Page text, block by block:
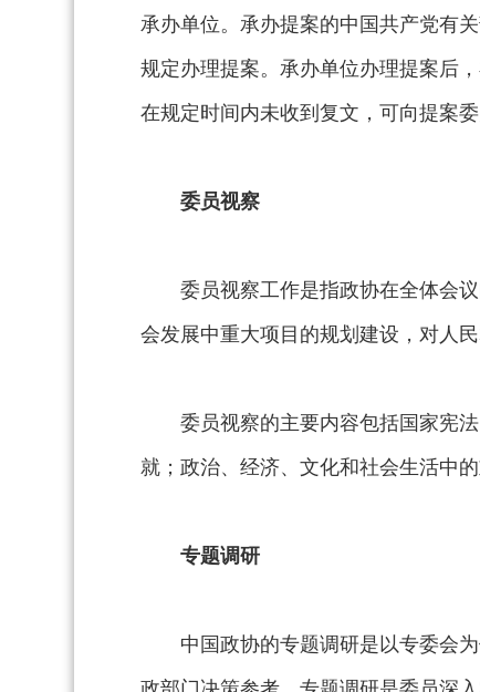
承办单位。承办提案的中国共产党有
规定办理提案。承办单位办理提案后
在规定时间内未收到复文，可向提案委
委员视察
委员视察工作是指政协在全体会
会发展中重大项目的规划建设，对人
委员视察的主要内容包括国家宪
就；政治、经济、文化和社会生活中
专题调研
中国政协的专题调研是以专委会